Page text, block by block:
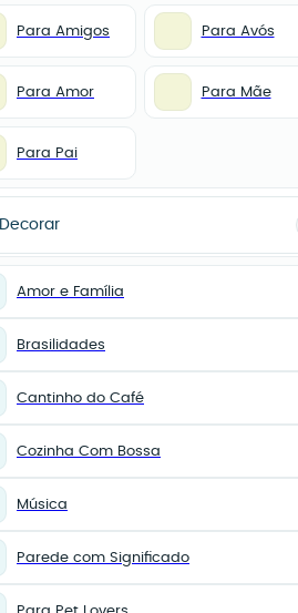
Para Amigos Para Avós
Para Amor Para Mãe
Para Pai
Decorar
Amor e Família
Brasilidades
Cantinho do Café
Cozinha Com Bossa
Música
Parede com Significado